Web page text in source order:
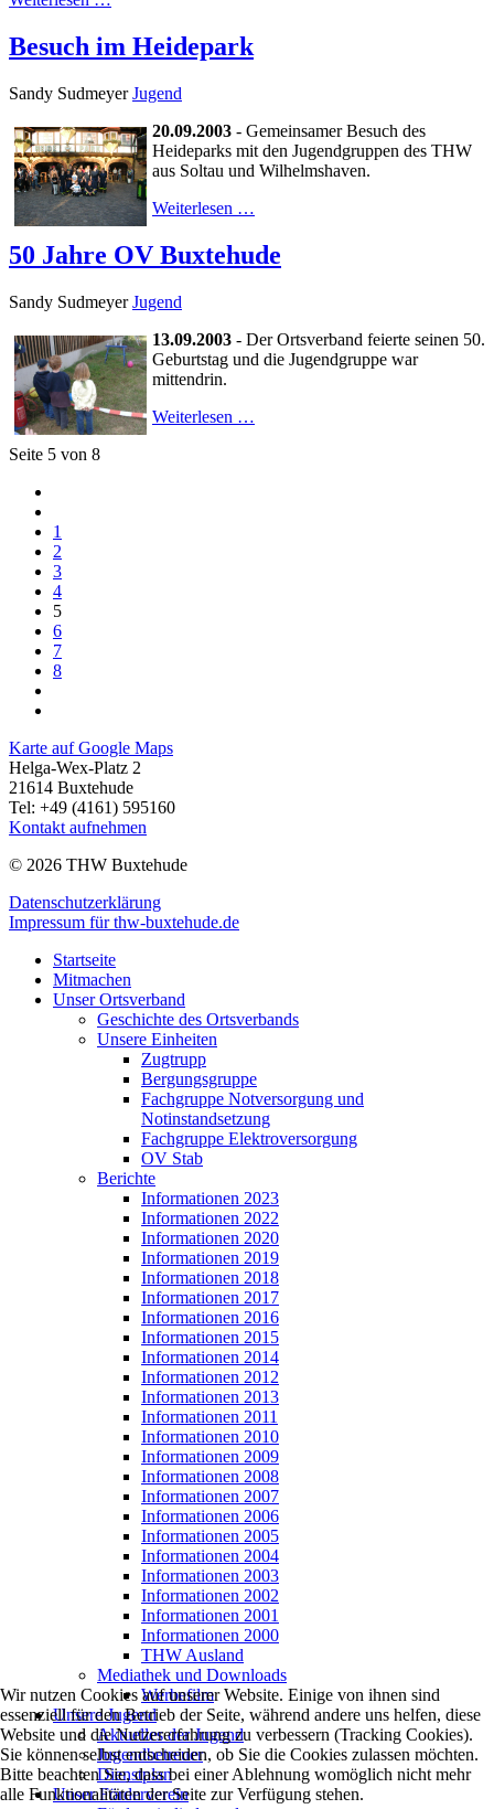
Besuch im Heidepark
Sandy Sudmeyer Jugend
20.09.2003 - Gemeinsamer Besuch des
Heideparks mit den Jugendgruppen des THW
aus Soltau und Wilhelmshaven.
Weiterlesen …
50 Jahre OV Buxtehude
Sandy Sudmeyer Jugend
13.09.2003 - Der Ortsverband feierte seinen 50.
Geburtstag und die Jugendgruppe war
mittendrin.
Weiterlesen …
Seite 5 von 8
1
2
3
4
5
6
7
8
Karte auf Google Maps
Helga-Wex-Platz 2
21614 Buxtehude
Tel: +49 (4161) 595160
Kontakt aufnehmen
© 2026 THW Buxtehude
Datenschutzerklärung
Impressum für thw-buxtehude.de
Startseite
Mitmachen
Unser Ortsverband
Geschichte des Ortsverbands
Unsere Einheiten
Zugtrupp
Bergungsgruppe
Fachgruppe Notversorgung und
Notinstandsetzung
Fachgruppe Elektroversorgung
OV Stab
Berichte
Informationen 2023
Informationen 2022
Informationen 2020
Informationen 2019
Informationen 2018
Informationen 2017
Informationen 2016
Informationen 2015
Informationen 2014
Informationen 2012
Informationen 2013
Informationen 2011
Informationen 2010
Informationen 2009
Informationen 2008
Informationen 2007
Informationen 2006
Informationen 2005
Informationen 2004
Informationen 2003
Informationen 2002
Informationen 2001
Informationen 2000
THW Ausland
Mediathek und Downloads
Werbefilm
Unsere Jugend
Aktuelles der Jugend
Jugendbetreuer
Dienstplan
Unser Förderverein
Wir nutzen Cookies auf unserer Website. Einige von ihnen sind
essenziell für den Betrieb der Seite, während andere uns helfen, diese
Website und die Nutzererfahrung zu verbessern (Tracking Cookies).
Sie können selbst entscheiden, ob Sie die Cookies zulassen möchten.
Bitte beachten Sie, dass bei einer Ablehnung womöglich nicht mehr
alle Funktionalitäten der Seite zur Verfügung stehen.